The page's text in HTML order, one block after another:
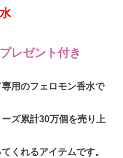
レゼント付き
用のフェロモン香水で
ズ累計30万個を売り上
くれるアイテムです。